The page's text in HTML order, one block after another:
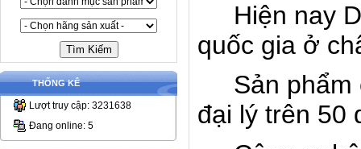
THỐNG KÊ
Lượt truy cập: 3231638
Đang online: 5
Hiện nay
quốc gia ở
Sản phẩm
đại lý trên 50